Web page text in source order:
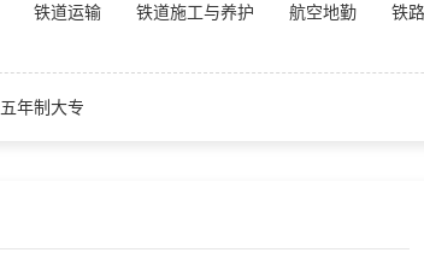
铁道运输 铁道施工与养护 航空地勤 铁
五年制大专